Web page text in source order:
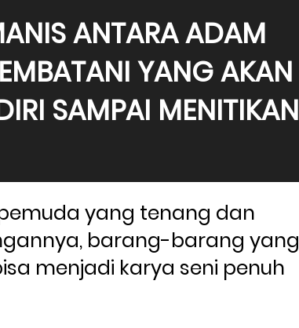
ANTARA ADAM
YANG AKAN
SAMPAI MENITIKAN
yang tenang dan
barang-barang yang
menjadi karya seni penuh